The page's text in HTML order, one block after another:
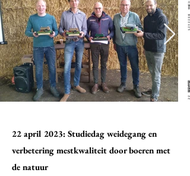
22 april 2023: Studiedag weidegang en
verbetering mestkwaliteit door boeren met
de natuur